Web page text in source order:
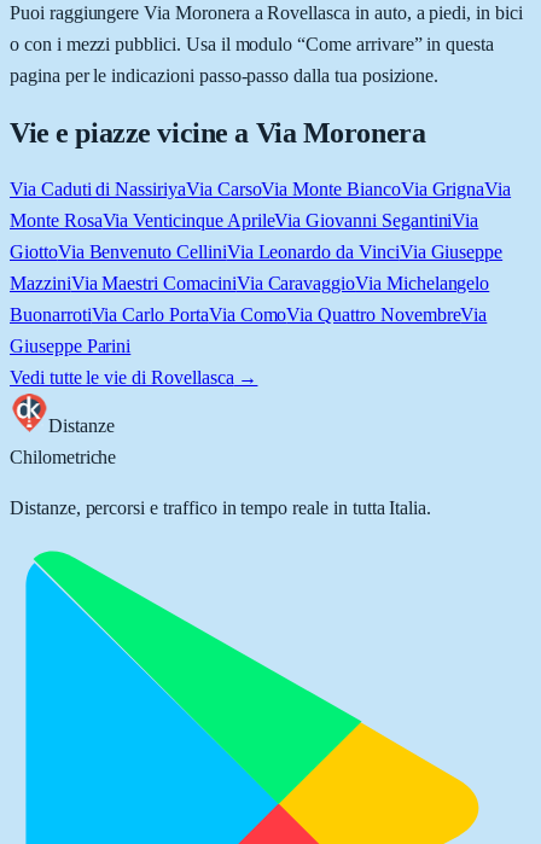
Puoi raggiungere Via Moronera a Rovellasca in auto, a piedi, in bici
o con i mezzi pubblici. Usa il modulo “Come arrivare” in questa
pagina per le indicazioni passo-passo dalla tua posizione.
Vie e piazze vicine a Via Moronera
Via Caduti di NassiriyaVia CarsoVia Monte BiancoVia GrignaVia
Monte RosaVia Venticinque AprileVia Giovanni SegantiniVia
GiottoVia Benvenuto CelliniVia Leonardo da VinciVia Giuseppe
MazziniVia Maestri ComaciniVia CaravaggioVia Michelangelo
BuonarrotiVia Carlo PortaVia ComoVia Quattro NovembreVia
Giuseppe Parini
Vedi tutte le vie di Rovellasca →
Distanze
Chilometriche
Distanze, percorsi e traffico in tempo reale in tutta Italia.